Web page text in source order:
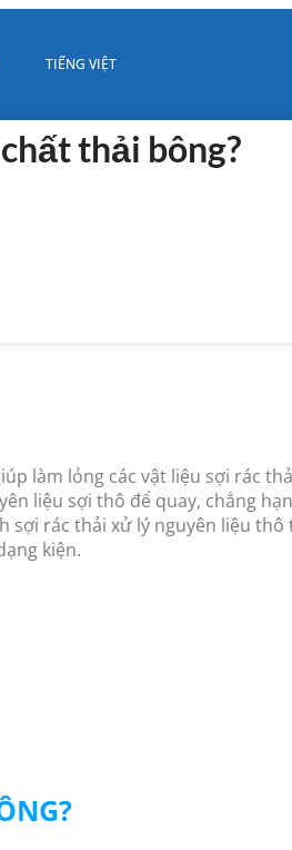
TIẾNG VIỆT
thải bông?
làm lỏng các vật liệu sợi rác
liệu sợi thô để quay, chẳng
sợi rác thải xử lý nguyên liệu
kiện.